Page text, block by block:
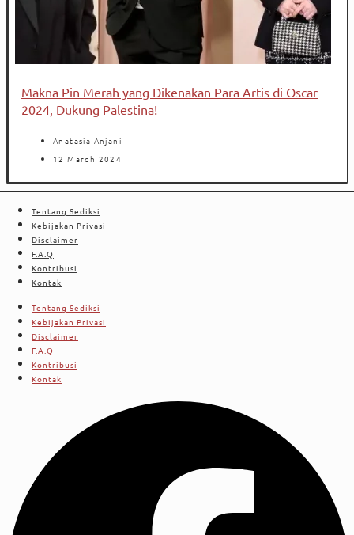
Makna Pin Merah yang Dikenakan Para Artis di Oscar
2024, Dukung Palestina!
Anatasia Anjani
12 March 2024
Tentang Sediksi
Kebijakan Privasi
Disclaimer
F.A.Q
Kontribusi
Kontak
Tentang Sediksi
Kebijakan Privasi
Disclaimer
F.A.Q
Kontribusi
Kontak